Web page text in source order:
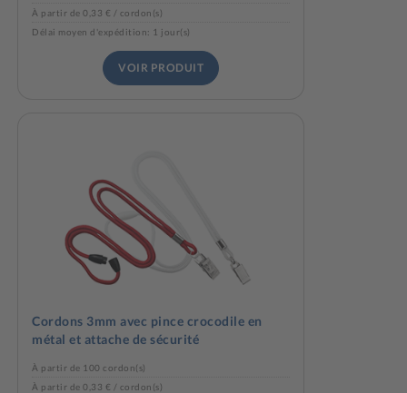
À partir de 0,33 € / cordon(s)
Délai moyen d'expédition: 1 jour(s)
VOIR PRODUIT
Cordons 3mm avec pince crocodile en
métal et attache de sécurité
À partir de 100 cordon(s)
À partir de 0,33 € / cordon(s)